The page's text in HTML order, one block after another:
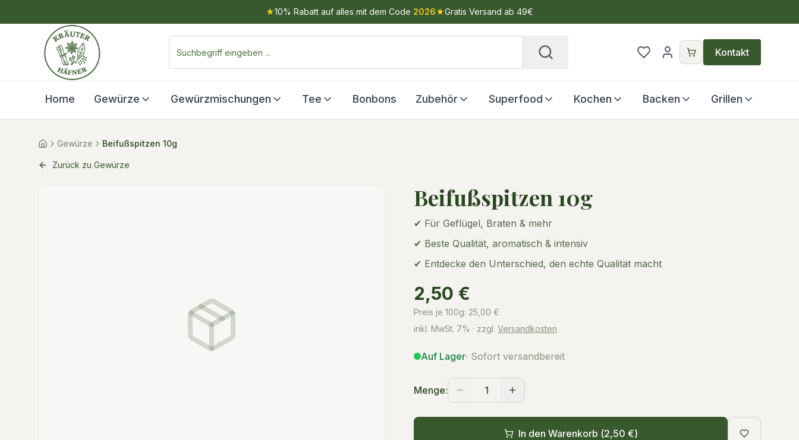
★10% Rabatt auf alles mit dem Code 2026★Gratis Versand ab 49€
Kontakt
Home Gewürze Gewürzmischungen Tee Bonbons Zubehör Superfood Kochen Backen Grillen
Gewürze Beifußspitzen 10g
Zurück zu Gewürze
Beifußspitzen 10g
✔ Für Geflügel, Braten & mehr
✔ Beste Qualität, aromatisch & intensiv
✔ Entdecke den Unterschied, den echte Qualität macht
2,50 €
Preis je 100g: 25,00 €
inkl. MwSt. 7% · zzgl. Versandkosten
Auf Lager· Sofort versandbereit
Menge: 1
In den Warenkorb (2,50 €)